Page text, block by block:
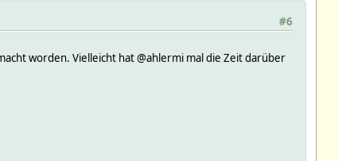
#6
worden. Vielleicht hat @ahlermi mal die Zeit darüber